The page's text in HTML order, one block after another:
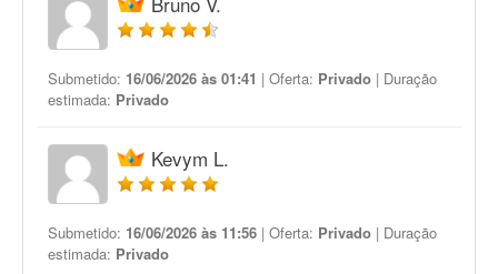
Submetido: 16/06/2026 às 01:41 | Oferta: Privado | Duração
estimada: Privado
Kevym L.
Submetido: 16/06/2026 às 11:56 | Oferta: Privado | Duração
estimada: Privado